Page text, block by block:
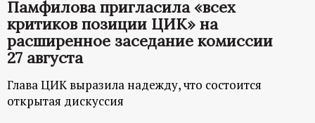
Памфилова пригласила «всех
критиков позиции ЦИК» на
расширенное заседание комиссии
27 августа
Глава ЦИК выразила надежду, что состоится
открытая дискуссия